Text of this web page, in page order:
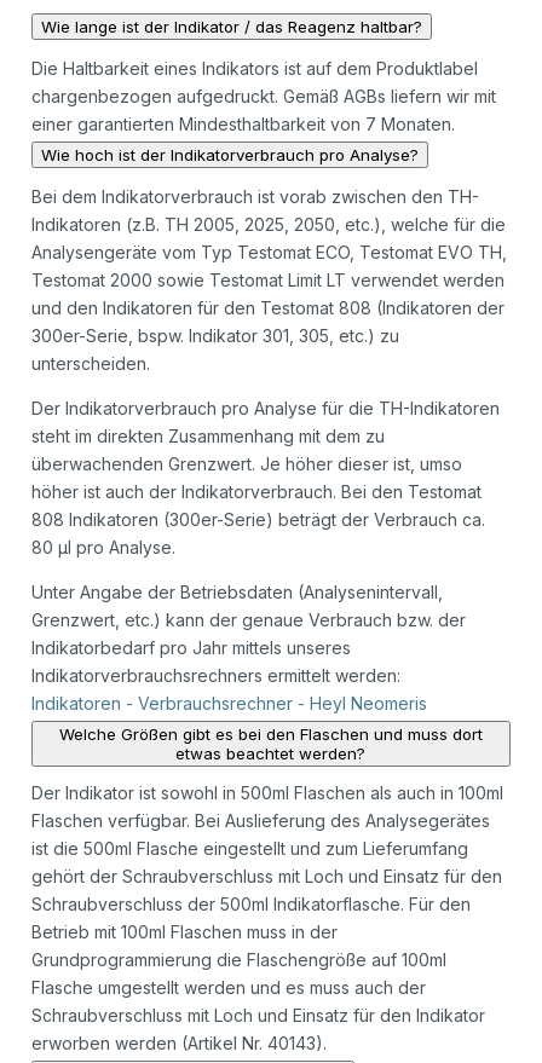
Wie lange ist der Indikator / das Reagenz haltbar?
Die Haltbarkeit eines Indikators ist auf dem Produktlabel
chargenbezogen aufgedruckt. Gemäß AGBs liefern wir mit
einer garantierten Mindesthaltbarkeit von 7 Monaten.
Wie hoch ist der Indikatorverbrauch pro Analyse?
Bei dem Indikatorverbrauch ist vorab zwischen den TH-
Indikatoren (z.B. TH 2005, 2025, 2050, etc.), welche für die
Analysengeräte vom Typ Testomat ECO, Testomat EVO TH,
Testomat 2000 sowie Testomat Limit LT verwendet werden
und den Indikatoren für den Testomat 808 (Indikatoren der
300er-Serie, bspw. Indikator 301, 305, etc.) zu
unterscheiden.
Der Indikatorverbrauch pro Analyse für die TH-Indikatoren
steht im direkten Zusammenhang mit dem zu
überwachenden Grenzwert. Je höher dieser ist, umso
höher ist auch der Indikatorverbrauch. Bei den Testomat
808 Indikatoren (300er-Serie) beträgt der Verbrauch ca.
80 µl pro Analyse.
Unter Angabe der Betriebsdaten (Analysenintervall,
Grenzwert, etc.) kann der genaue Verbrauch bzw. der
Indikatorbedarf pro Jahr mittels unseres
Indikatorverbrauchsrechners ermittelt werden:
Indikatoren - Verbrauchsrechner - Heyl Neomeris
Welche Größen gibt es bei den Flaschen und muss dort
etwas beachtet werden?
Der Indikator ist sowohl in 500ml Flaschen als auch in 100ml
Flaschen verfügbar. Bei Auslieferung des Analysegerätes
ist die 500ml Flasche eingestellt und zum Lieferumfang
gehört der Schraubverschluss mit Loch und Einsatz für den
Schraubverschluss der 500ml Indikatorflasche. Für den
Betrieb mit 100ml Flaschen muss in der
Grundprogrammierung die Flaschengröße auf 100ml
Flasche umgestellt werden und es muss auch der
Schraubverschluss mit Loch und Einsatz für den Indikator
erworben werden (Artikel Nr. 40143).